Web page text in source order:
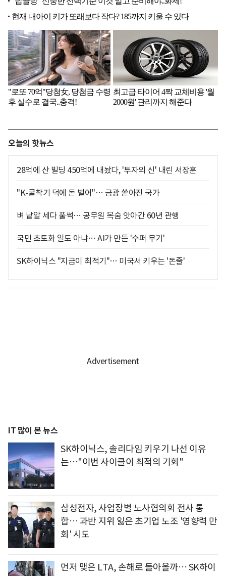
오늘의 핫뉴스
28억에 산 빌딩 450억에 내놨다, '투자의 신' 내린 서장훈
"K-굴착기 덕에 돈 벌어"… 금광 쏟아진 국가
벼 낱알 세다 풀썩… 공무원 목숨 앗아간 60년 관행
국민 초토화 일도 아냐… AI가 만든 '수퍼 무기'
SK하이닉스 "지금이 최적기"… 미국서 키우는 '돈줄'
IT 많이 본 뉴스
SK하이닉스, 솔리다임 키우기 나선 이유
는…"이번 사이클이 최적의 기회"
삼성전자, 사업장별 노사협의회 전사 통
합… 과반 지위 잃은 초기업 노조 '영향력 만
회' 시도
먼저 맺은 LTA, 손해로 돌아올까… SK하이